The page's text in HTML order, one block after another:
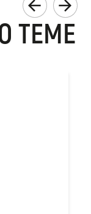
ТЕМЕ